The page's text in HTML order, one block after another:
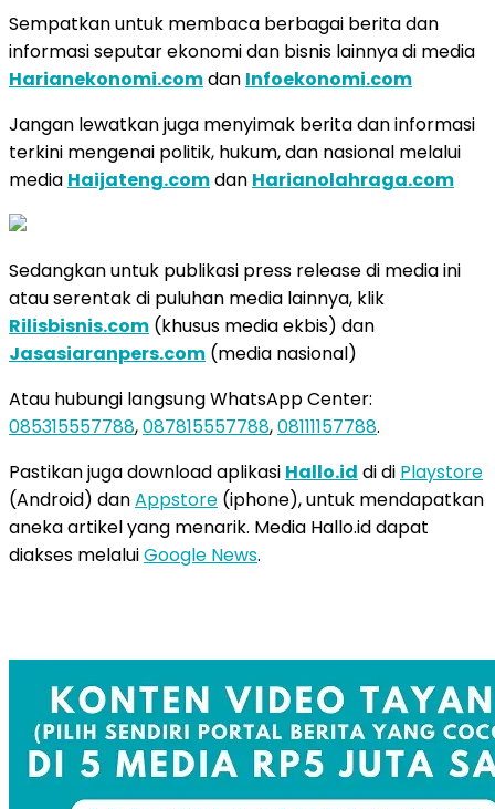
Sempatkan untuk membaca berbagai berita dan
informasi seputar ekonomi dan bisnis lainnya di media
Harianekonomi.comdan Infoekonomi.com
Jangan lewatkan juga menyimak berita dan informasi
terkini mengenai politik, hukum, dan nasional melalui
media Haijateng.comdan Harianolahraga.com
Sedangkan untuk publikasi press release di media ini
atau serentak di puluhan media lainnya, klik
Rilisbisnis.com (khusus media ekbis) dan
Jasasiaranpers.com (media nasional)
Atau hubungi langsung WhatsApp Center:
085315557788,087815557788,08111157788.
Pastikan juga download aplikasi Hallo.id di di Playstore
(Android) danAppstore (iphone), untuk mendapatkan
aneka artikel yang menarik. Media Hallo.id dapat
diakses melaluiGoogle News.